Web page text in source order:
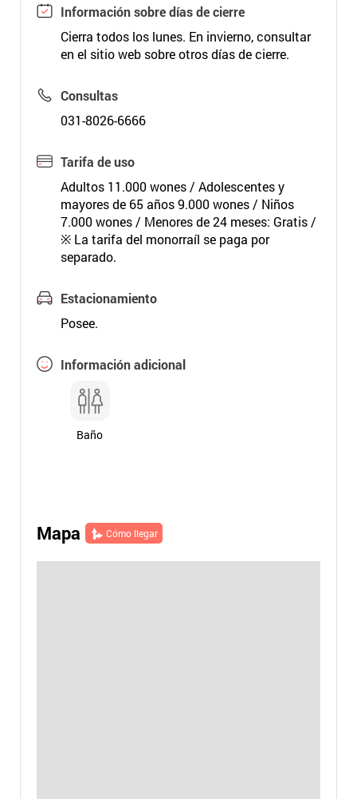
Información sobre días de cierre
Cierra todos los lunes. En invierno, consultar
en el sitio web sobre otros días de cierre.
Consultas
031-8026-6666
Tarifa de uso
Adultos 11.000 wones / Adolescentes y
mayores de 65 años 9.000 wones / Niños
7.000 wones / Menores de 24 meses: Gratis /
※ La tarifa del monorraíl se paga por
separado.
Estacionamiento
Posee.
Información adicional
Baño
Mapa Cómo llegar